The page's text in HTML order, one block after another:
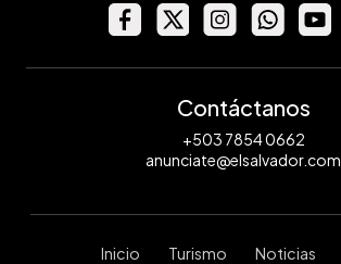
Contáctanos
+503 7854 0662
anunciate@elsalvador.com
Inicio Turismo Noticias